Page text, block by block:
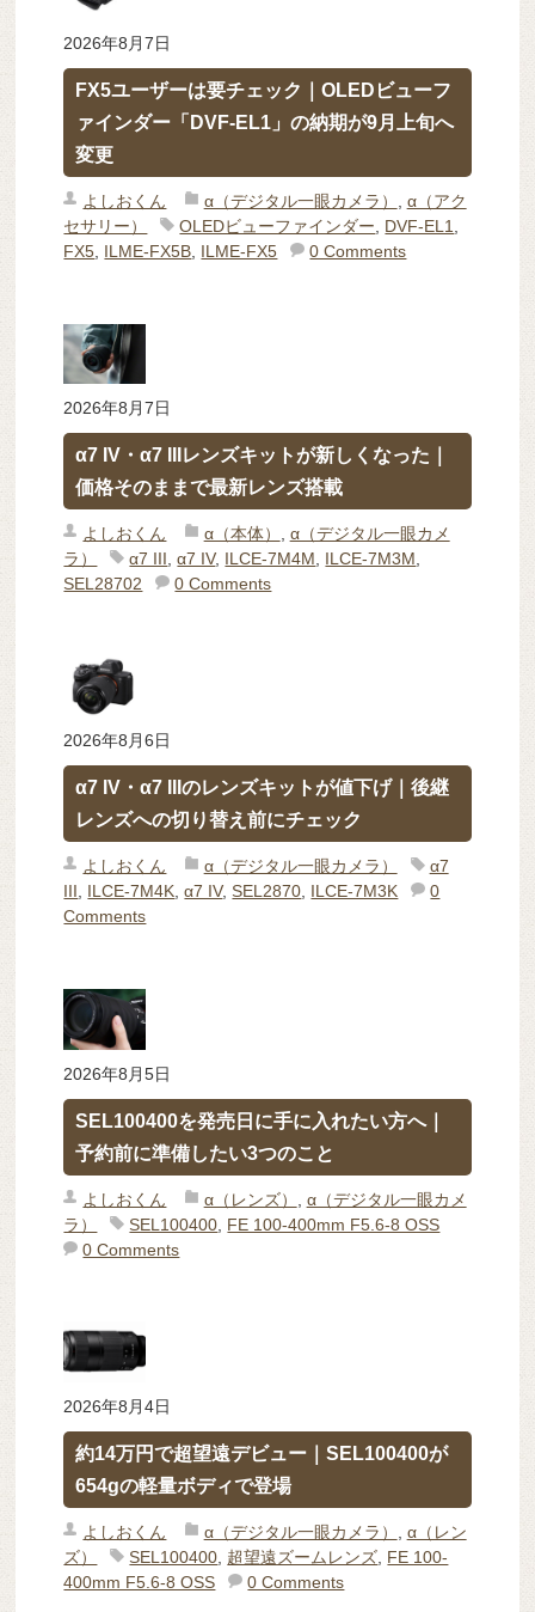
2026年8月7日
FX5ユーザーは要チェック｜OLEDビューフ
ァインダー「DVF-EL1」の納期が9月上旬へ
変更
よしおくん α（デジタル一眼カメラ）
α（アク
セサリー）
OLEDビューファインダー DVF-EL1
FX5 ILME-FX5B ILME-FX5 0 Comments
2026年8月7日
α7 IV・α7 IIIレンズキットが新しくなった｜
価格そのままで最新レンズ搭載
よしおくん α（本体） , α（デジタル一眼カメ
ラ）
α7 III,α7 IV, ILCE-7M4M, ILCE-7M3M,
SEL28702
0 Comments
2026年8月6日
α7 IV・α7 IIIのレンズキットが値下げ｜後継
レンズへの切り替え前にチェック
よしおくん α（デジタル一眼カメラ）
α7
III, ILCE-7M4K,α7 IV,SEL2870, ILCE-7M3K
0
Comments
2026年8月5日
SEL100400を発売日に手に入れたい方へ｜
予約前に準備したい3つのこと
よしおくん α（レンズ）
α（デジタル一眼カメ
ラ）
SEL100400 FE 100-400mm F5.6-8 OSS
0 Comments
2026年8月4日
約14万円で超望遠デビュー｜SEL100400が
654gの軽量ボディで登場
よしおくん α（デジタル一眼カメラ）
α（レン
ズ）
SEL100400 超望遠ズームレンズ FE 100-
400mm F5.6-8 OSS
0 Comments